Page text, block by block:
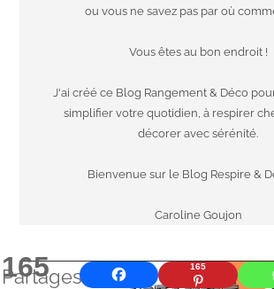
165
Partages 165
ou vous ne savez pas par où
Vous êtes au bon endroit !
J'ai créé ce Blog Rangement & Déco
simplifier votre quotidien, à respirer
décorer avec sérénité.
Bienvenue sur le Blog Respire &
Caroline Goujon